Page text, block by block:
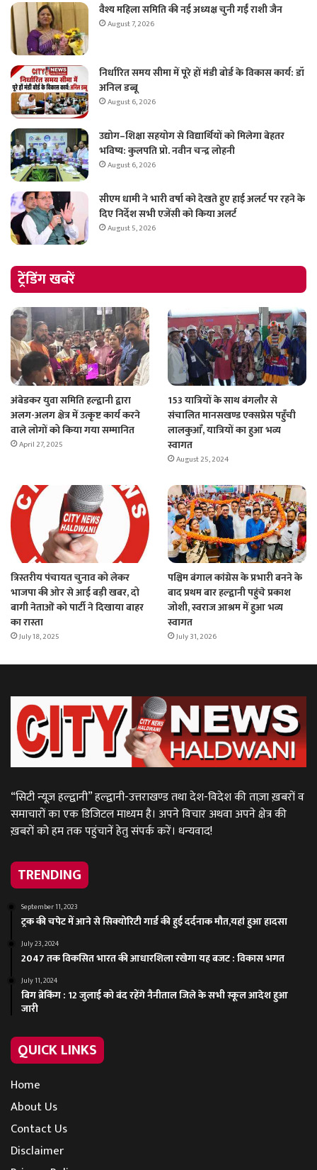
वैश्य महिला समिति की नई अध्यक्ष चुनी गईं राशी जैन
August 7, 2026
निर्धारित समय सीमा में पूरे हों मंडी बोर्ड के विकास कार्य: डॉ
अनिल डब्बू
August 6, 2026
उद्योग–शिक्षा सहयोग से विद्यार्थियों को मिलेगा बेहतर
भविष्य: कुलपति प्रो. नवीन चन्द्र लोहनी
August 6, 2026
सीएम धामी ने भारी वर्षा को देखते हुए हाई अलर्ट पर रहने के
दिए निर्देश सभी एजेंसी को किया अलर्ट
August 5, 2026
ट्रेंडिंग खबरें
अंबेडकर युवा समिति हल्द्वानी द्वारा
अलग-अलग क्षेत्र में उत्कृष्ट कार्य करने
वाले लोगों को किया गया सम्मानित
April 27, 2025
153 यात्रियों के साथ बंगलौर से
संचालित मानसखण्ड एक्सप्रेस पहुँची
लालकुआँ, यात्रियों का हुआ भव्य
स्वागत
August 25, 2024
त्रिस्तरीय पंचायत चुनाव को लेकर
भाजपा की ओर से आई बड़ी खबर, दो
बागी नेताओं को पार्टी ने दिखाया बाहर
का रास्ता
July 18, 2025
पश्चिम बंगाल कांग्रेस के प्रभारी बनने के
बाद प्रथम बार हल्द्वानी पहुंचे प्रकाश
जोशी, स्वराज आश्रम में हुआ भव्य
स्वागत
July 31, 2026
“सिटी न्यूज़ हल्द्वानी” हल्द्वानी-उत्तराखण्ड तथा देश-विदेश की ताज़ा ख़बरों व
समाचारों का एक डिजिटल माध्यम है। अपने विचार अथवा अपने क्षेत्र की
ख़बरों को हम तक पहुंचानें हेतु संपर्क करें। धन्यवाद!
TRENDING
September 11, 2023
ट्रक की चपेट में आने से सिक्योरिटी गार्ड की हुई दर्दनाक मौत,यहां हुआ हादसा
July 23, 2024
2047 तक विकसित भारत की आधारशिला रखेगा यह बजट : विकास भगत
July 11, 2024
बिग ब्रेकिंग : 12 जुलाई को बंद रहेंगे नैनीताल जिले के सभी स्कूल आदेश हुआ
जारी
QUICK LINKS
Home
About Us
Contact Us
Disclaimer